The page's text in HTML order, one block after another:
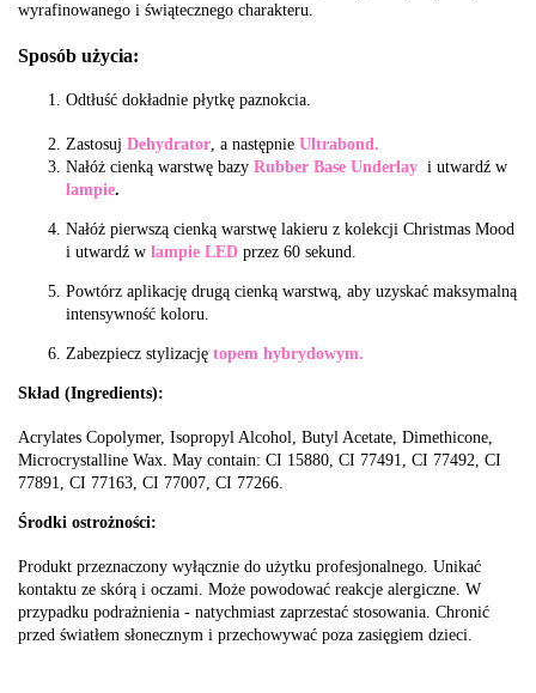
wyrafinowanego i świątecznego charakteru.
Sposób użycia:
Odtłuść dokładnie płytkę paznokcia.
Zastosuj Dehydrator, a następnie Ultrabond.
Nałóż cienką warstwę bazy Rubber Base Underlay i utwardź w
lampie.
Nałóż pierwszą cienką warstwę lakieru z kolekcji Christmas Mood
i utwardź w lampie LED przez 60 sekund.
Powtórz aplikację drugą cienką warstwą, aby uzyskać maksymalną
intensywność koloru.
Zabezpiecz stylizację topem hybrydowym.
Skład (Ingredients):
Acrylates Copolymer, Isopropyl Alcohol, Butyl Acetate, Dimethicone,
Microcrystalline Wax. May contain: CI 15880, CI 77491, CI 77492, CI
77891, CI 77163, CI 77007, CI 77266.
Środki ostrożności:
Produkt przeznaczony wyłącznie do użytku profesjonalnego. Unikać
kontaktu ze skórą i oczami. Może powodować reakcje alergiczne. W
przypadku podrażnienia - natychmiast zaprzestać stosowania. Chronić
przed światłem słonecznym i przechowywać poza zasięgiem dzieci.